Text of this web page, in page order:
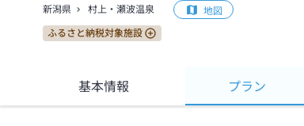
新潟県 村上・瀬波温泉 地図
ふるさと納税対象施設
基本情報 プラン